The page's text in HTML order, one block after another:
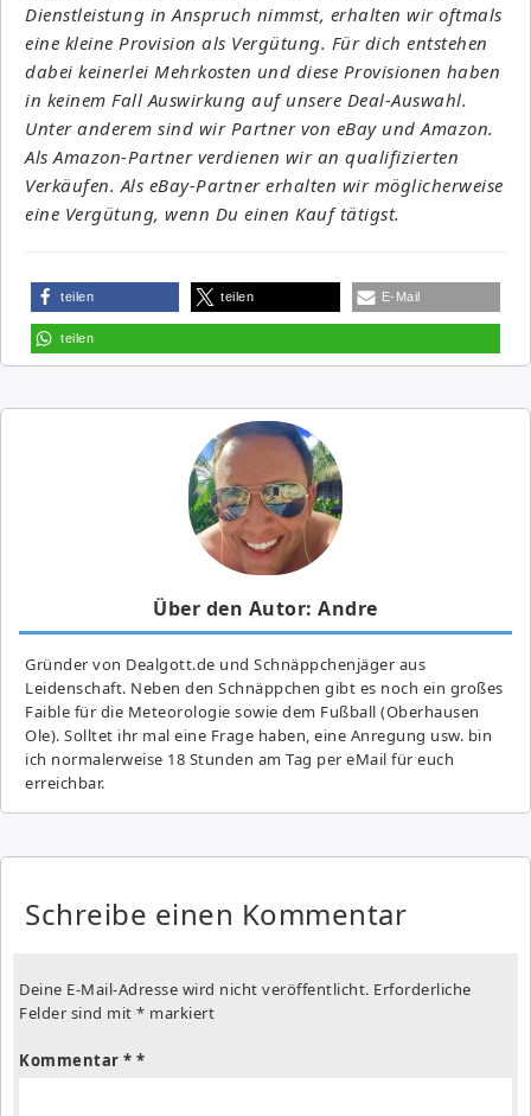
Dienstleistung in Anspruch nimmst, erhalten wir oftmals
eine kleine Provision als Vergütung. Für dich entstehen
dabei keinerlei Mehrkosten und diese Provisionen haben
in keinem Fall Auswirkung auf unsere Deal-Auswahl.
Unter anderem sind wir Partner von eBay und Amazon.
Als Amazon-Partner verdienen wir an qualifizierten
Verkäufen. Als eBay-Partner erhalten wir möglicherweise
eine Vergütung, wenn Du einen Kauf tätigst.
teilen teilen E-Mail
teilen
Über den Autor: Andre
Gründer von Dealgott.de und Schnäppchenjäger aus
Leidenschaft. Neben den Schnäppchen gibt es noch ein großes
Fai­ble für die Meteorologie sowie dem Fußball (Oberhausen
Ole). Solltet ihr mal eine Frage haben, eine Anregung usw. bin
ich normalerweise 18 Stunden am Tag per eMail für euch
erreichbar.
Schreibe einen Kommentar
Deine E-Mail-Adresse wird nicht veröffentlicht. Erforderliche
Felder sind mit * markiert
Kommentar *